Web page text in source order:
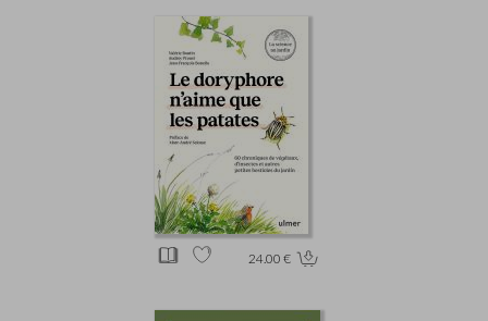
24.00 €